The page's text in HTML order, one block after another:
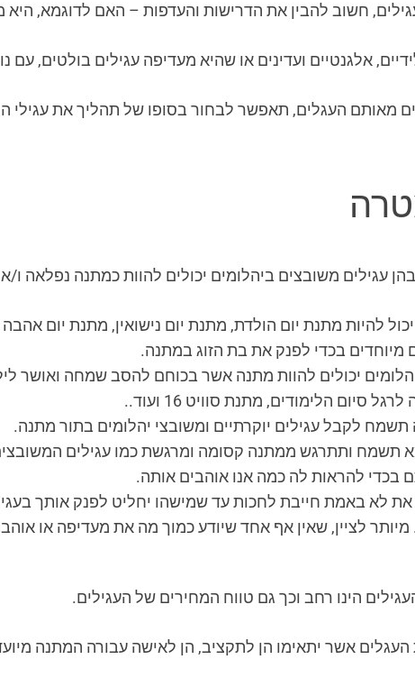
חשוב להבין את הדרישות והעדפות – האם לדוגמא, היא
אלגנטיים ועדינים או שהיא מעדיפה עגילים בולטים,
מאותם העגלים, תאפשר לבחור בסופו של תהליך את
עגילים משובצים ביהלומים יכולים להוות כמתנה נפלאה ו/
להיות מתנת יום הולדת, מתנת יום נישואין, מתנת יום
מיוחדים בכדי לפנק את בת הזוג במתנה.
יכולים להוות מתנה אשר בכוחם להסב שמחה ואושר
סיום הלימודים, מתנת סוויט 16 ועוד..
לקבל עגילים יוקרתיים ומשובצי יהלומים בתור מתנה.
תשמח ותתרגש ממתנה קסומה ומרגשת כמו עגילים
בכדי להראות לה כמה אנו אוהבים אותה.
לא באמת חייבת לחכות עד שמישהו יחליט לפנק אותך
לציין, שאין אף אחד שיודע כמוך מה את מעדיפה או
הינו רחב וכך גם טווח המחירים של העגילים.
אשר יתאימו הן לתקציב, הן לאישה עבורה המתנה